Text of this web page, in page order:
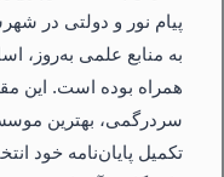
پیام نور و دولتی در
به منابع علمی به‌روز،
همراه بوده است. این
سردرگمی، بهترین
تکمیل پایان‌نامه خود